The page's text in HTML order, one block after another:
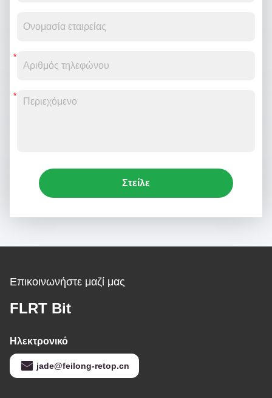
Στείλε
Επικοινωνήστε μαζί μας
FLRT Bit
Ηλεκτρονικό
jade@feilong-retop.cn